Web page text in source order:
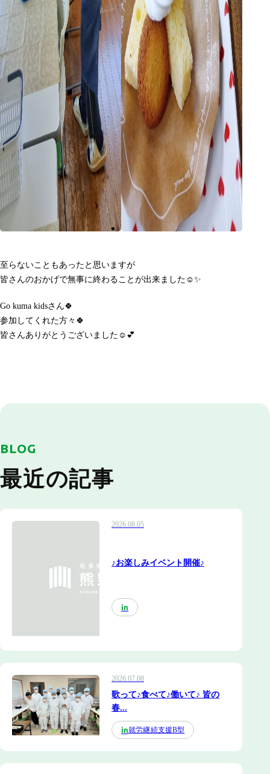
至らないこともあったと思いますが
皆さんのおかげで無事に終わることが出来ました☺️✨
Go kuma kidsさん🍀
参加してくれた方々🍀
皆さんありがとうございました☺️💕
最近の記事
BLOG
♪お楽しみイベント開催♪
2026.08.05
in
歌って♪食べて♪働いて♪ 皆の
春...
2026.07.08
in就労継続支援B型